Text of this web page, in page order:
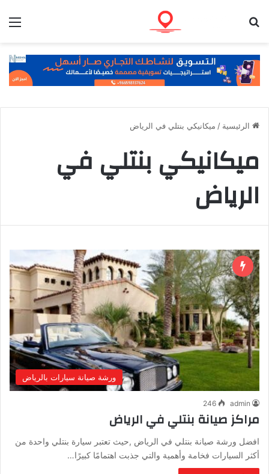
الرئيسية / ميكانيكي بنتلي في الرياض
ميكانيكي بنتلي في
الرياض
ورشة صيانة سيارات بالرياض
admin
246
مراكز صيانة بنتلي في الرياض
افضل ورشة صيانة بنتلي في الرياض ,حيث تعتبر سيارة بنتلي واحدة من
أكثر السيارات فخامة وأهمية والتي جذبت اهتمامًا كبيرًا…